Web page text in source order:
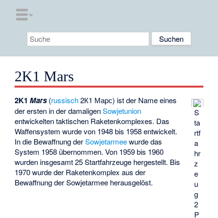
2K1 Mars
S
ta
rtf
a
hr
z
e
u
g
2
P
2K1Mars(russisch 2К1 Марс) ist der Name eines
der ersten in der damaligenSowjetunion
entwickelten taktischen Raketenkomplexes. Das
Waffensystem wurde von 1948 bis 1958 entwickelt.
In die Bewaffnung derSowjetarmeewurde das
System 1958 übernommen. Von 1959 bis 1960
wurden insgesamt 25 Startfahrzeuge hergestellt. Bis
1970 wurde der Raketenkomplex aus der
Bewaffnung der Sowjetarmee herausgelöst.